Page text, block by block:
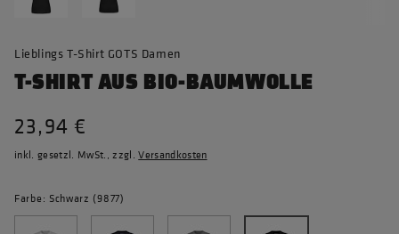
Lieblings T-Shirt GOTS Damen
T-SHIRT AUS BIO-BAUMWOLLE
23,94 €
inkl. gesetzl. MwSt., zzgl.Versandkosten
Farbe: Schwarz (9877)